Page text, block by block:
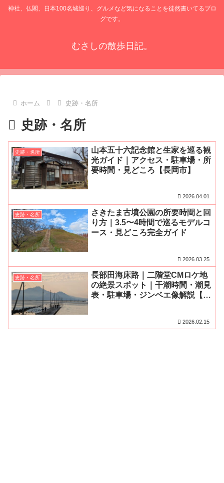
神社、仏閣、日本100名城巡り、グルメなど気になることを徒然書いてるブロ
グです。
むさしの散歩日記。
ホーム 史跡・名所
史跡・名所
史跡・名所
山本五十六記念館と生家を巡る観
光ガイド｜アクセス・駐車場・所
要時間・見どころ【長岡市】
2026.04.01
史跡・名所
さきたま古墳公園の所要時間と回
り方｜3.5〜4時間で巡るモデルコ
ース・見どころ完全ガイド
2026.03.25
史跡・名所
長部田海床路｜二階堂CMロケ地
の絶景スポット｜干潮時間・潮見
表・駐車場・ジンベエ像解説【熊
2026.02.15